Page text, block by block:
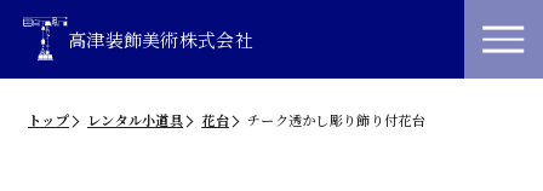
高津装飾美術株式会社
トップ レンタル小道具 花台 チーク透かし彫り飾り付花台